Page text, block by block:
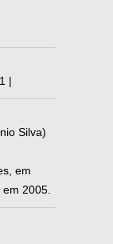
|
Silva)
em
2005.